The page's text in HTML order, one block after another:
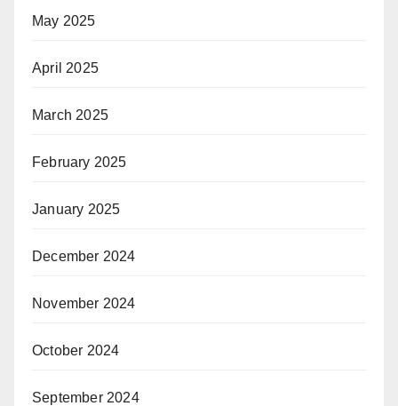
May 2025
April 2025
March 2025
February 2025
January 2025
December 2024
November 2024
October 2024
September 2024